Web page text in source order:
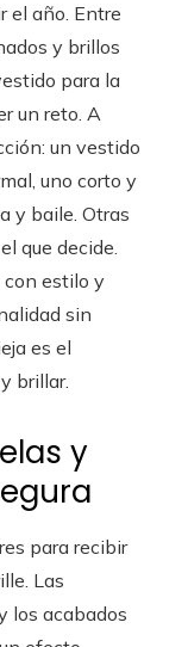
el año. Entre
y brillos
para la
un reto. A
un vestido
uno corto y
y baile. Otras
que decide.
con estilo y
sin
es el
brillar.
y
para recibir
Las
los acabados